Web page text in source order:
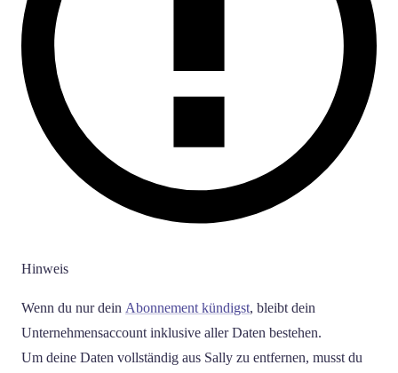
Hinweis
Wenn du nur dein Abonnement kündigst, bleibt dein
Unternehmensaccount inklusive aller Daten bestehen.
Um deine Daten vollständig aus Sally zu entfernen, musst du